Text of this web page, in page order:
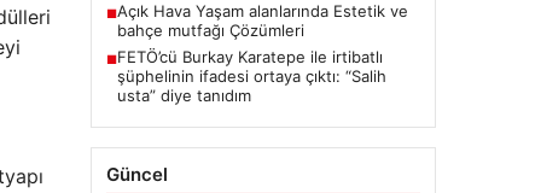
■Açık Hava Yaşam alanlarında Estetik ve
bahçe mutfağı Çözümleri
■FETÖ’cü Burkay Karatepe ile irtibatlı
şüphelinin ifadesi ortaya çıktı: “Salih
usta” diye tanıdım
Güncel